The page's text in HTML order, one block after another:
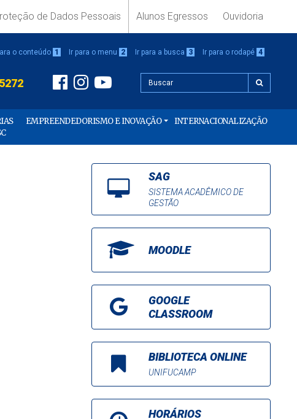
de Dados Pessoais Alunos Egressos Ouvidoria
o conteúdo 1 Ir para o menu 2 Ir para a busca 3 Ir para o rodapé 4
EMPREENDEDORISMO E INOVAÇÃO INTERNACIONALIZAÇÃO
SAG
SISTEMA ACADÊMICO DE
GESTÃO
MOODLE
GOOGLE
CLASSROOM
BIBLIOTECA ONLINE
UNIFUCAMP
HORÁRIOS